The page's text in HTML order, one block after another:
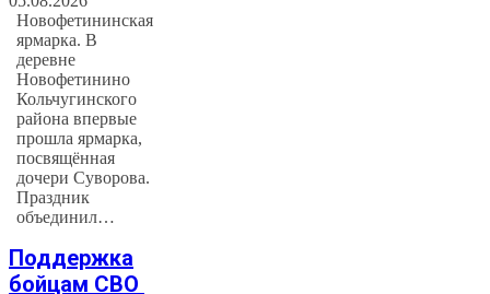
Новофетининская
ярмарка. В
деревне
Новофетинино
Кольчугинского
района впервые
прошла ярмарка,
посвящённая
дочери Суворова.
Праздник
объединил…
Поддержка
бойцам СВО